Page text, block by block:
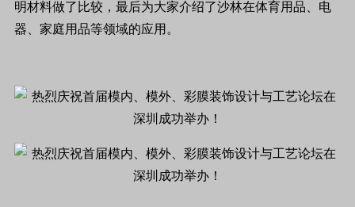
明材料做了比较，最后为大家介绍了沙林在体育用品、电
器、家庭用品等领域的应用。